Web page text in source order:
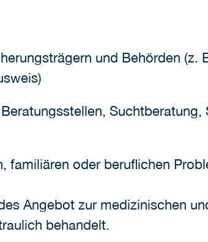
und Behörden (z.
Suchtberatung,
familiären oder beruflichen
Angebot zur medizinischen
behandelt.